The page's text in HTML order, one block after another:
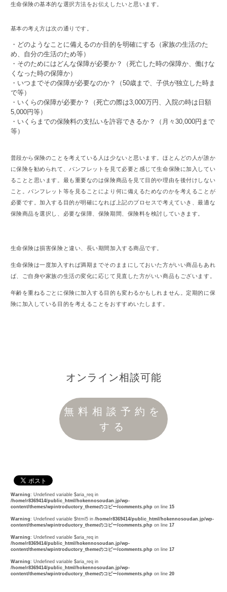
生命保険の基本的な選択方法をお伝えしたいと思います。
基本の考え方は次の通りです。
・どのようなことに備えるのか目的を明確にする（家族の生活のた
め、自分の生活のため等）
・そのためにはどんな保障が必要か？（死亡した時の保障か、働けな
くなった時の保障か）
・いつまでその保障が必要なのか？（50歳まで、子供が独立した時ま
で等）
・いくらの保障が必要か？（死亡の際は3,000万円、入院の時は日額
5,000円等）
・いくらまでの保険料の支払いを許容できるか？（月々30,000円まで
等）
普段から保険のことを考えている人は少ないと思います。ほとんどの人が誰か
に保険を勧められて、パンフレットを見て必要と感じて生命保険に加入してい
ることと思います。最も重要なのは保険商品を見て目的や理由を後付けしない
こと。パンフレット等を見ることにより何に備えるためなのかを考えることが
必要です。加入する目的が明確になれば上記のプロセスで考えていき、最適な
保険商品を選択し、必要な保障、保険期間、保険料を検討していきます。
生命保険は損害保険と違い、長い期間加入する商品です。
生命保険は一度加入すれば満期までそのままにしておいた方がいい商品もあれ
ば、ご自身や家族の生活の変化に応じて見直した方がいい商品もございます。
年齢を重ねるごとに保険に加入する目的も変わるかもしれません。定期的に保
険に加入している目的を考えることをおすすめいたします。
オンライン相談可能
無料相談予約を
する
Warning: Undefined variable $aria_req in
/home/r8369414/public_html/hokennosoudan.jp/wp-
content/themes/wpintroductory_themeのコピー/comments.php on line 15
Warning: Undefined variable $html5 in /home/r8369414/public_html/hokennosoudan.jp/wp-
content/themes/wpintroductory_themeのコピー/comments.php on line 17
Warning: Undefined variable $aria_req in
/home/r8369414/public_html/hokennosoudan.jp/wp-
content/themes/wpintroductory_themeのコピー/comments.php on line 17
Warning: Undefined variable $aria_req in
/home/r8369414/public_html/hokennosoudan.jp/wp-
content/themes/wpintroductory_themeのコピー/comments.php on line 20